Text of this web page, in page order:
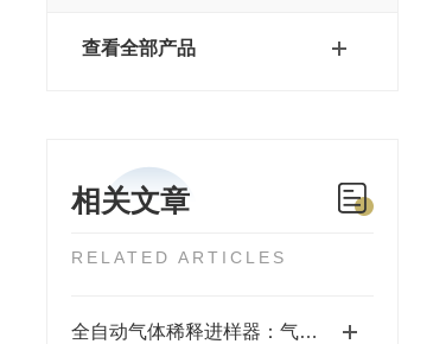
查看全部产品
相关文章
RELATED ARTICLES
全自动气体稀释进样器：气体检测实验的精准辅助设备